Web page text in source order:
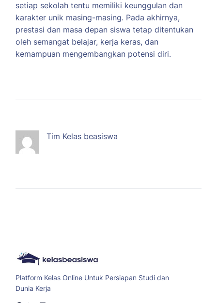
setiap sekolah tentu memiliki keunggulan dan
karakter unik masing-masing. Pada akhirnya,
prestasi dan masa depan siswa tetap ditentukan
oleh semangat belajar, kerja keras, dan
kemampuan mengembangkan potensi diri.
Tim Kelas beasiswa
Platform Kelas Online Untuk Persiapan Studi dan
Dunia Kerja